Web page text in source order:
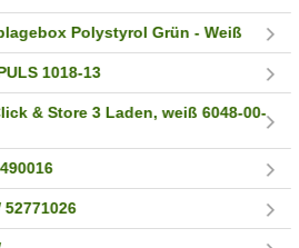
Polystyrol Grün - Weiß
1018-13
& Store 3 Laden, weiß 6048-00-
52771026